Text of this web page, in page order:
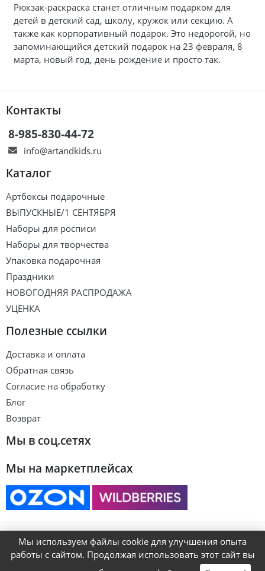
Рюкзак-раскраска станет отличным подарком для
детей в детский сад, школу, кружок или секцию. А
также как корпоративный подарок. Это недорогой, но
запоминающийся детский подарок на 23 февраля, 8
марта, новый год, день рождение и просто так.
Контакты
8-985-830-44-72
info@artandkids.ru
Каталог
Артбоксы подарочные
ВЫПУСКНЫЕ/1 СЕНТЯБРЯ
Наборы для росписи
Наборы для творчества
Упаковка подарочная
Праздники
НОВОГОДНЯЯ РАСПРОДАЖА
УЦЕНКА
Полезные ссылки
Доставка и оплата
Обратная связь
Согласие на обработку
Блог
Возврат
Мы в соц.сетях
Мы на маркетплейсах
© ART&KIDS
Мы используем файлы cookie для улучшения опыта
работы с сайтом. Продолжая использовать этот сайт вы